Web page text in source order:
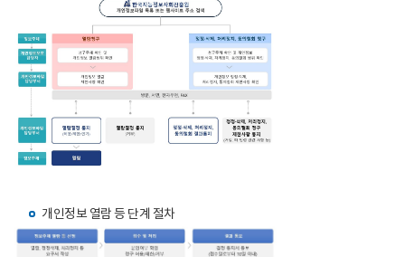
개인정보 열람 등 단계 절차